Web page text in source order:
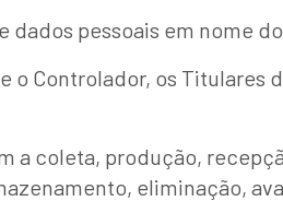
pessoais em nome
Controlador, os Titulares
a coleta, produção,
eliminação,